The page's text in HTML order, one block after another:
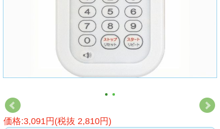
価格:3,091円(税抜 2,810円)